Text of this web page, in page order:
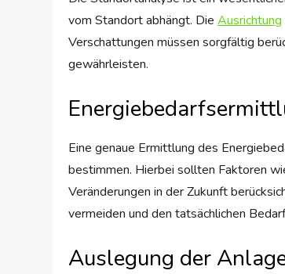
vom Standort abhängt. DieAusrichtung
Verschattungen müssen sorgfältig
gewährleisten.
Eine genaue Ermittlung des
bestimmen. Hierbei sollten Faktoren
Veränderungen in der Zukunft
vermeiden und den tatsächlichen
Auslegung der